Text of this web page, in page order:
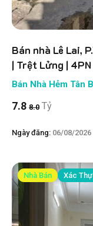
Bán nhà Lê Lai,
| Trệt Lửng |
Bán Nhà Hẻm Tân
7.8 8.0 Tỷ
Ngày đăng: 06/08/2026
Nhà Bán Xác